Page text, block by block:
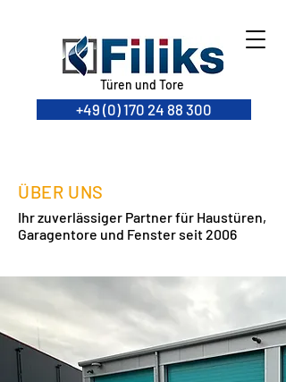
Türen und Tore
+49 (0) 170 24 88 300
ÜBER UNS
Ihr zuverlässiger Partner für Haustüren,
Garagentore und Fenster seit 2006